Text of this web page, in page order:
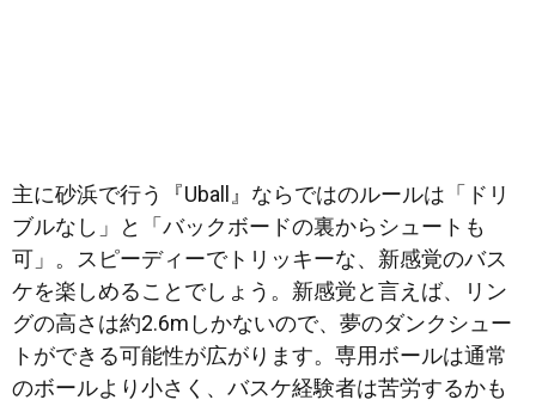
主に砂浜で行う『Uball』ならではのルールは「ドリ
ブルなし」と「バックボードの裏からシュートも
可」。スピーディーでトリッキーな、新感覚のバス
ケを楽しめることでしょう。新感覚と言えば、リン
グの高さは約2.6mしかないので、夢のダンクシュー
トができる可能性が広がります。専用ボールは通常
のボールより小さく、バスケ経験者は苦労するかも